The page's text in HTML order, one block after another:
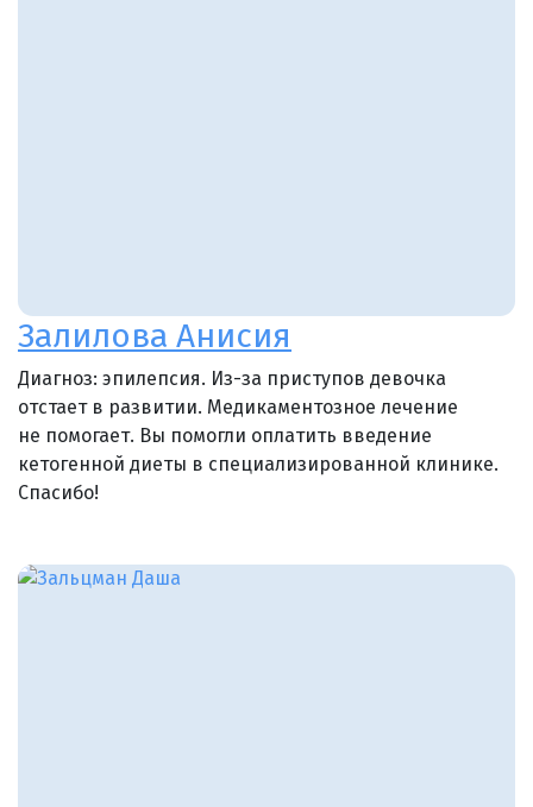
Залилова Анисия
Диагноз: эпилепсия. Из-за приступов девочка
отстает в развитии. Медикаментозное лечение
не помогает. Вы помогли оплатить введение
кетогенной диеты в специализированной клинике.
Спасибо!